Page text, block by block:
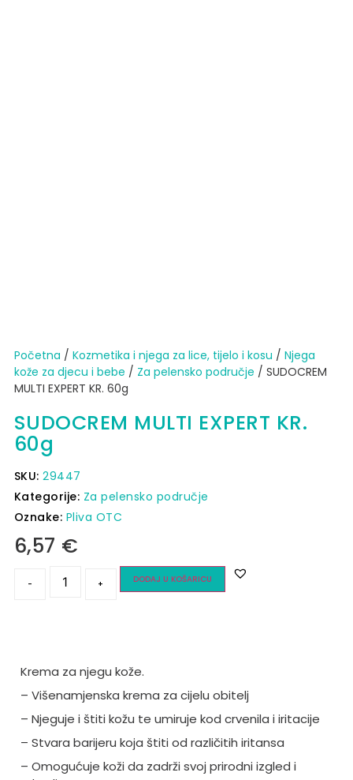
Početna / Kozmetika i njega za lice, tijelo i kosu / Njega
kože za djecu i bebe / Za pelensko područje / SUDOCREM
MULTI EXPERT KR. 60g
SUDOCREM MULTI EXPERT KR.
60g
SKU:29447
Kategorije: Za pelensko područje
Oznake: Pliva OTC
6,57 €
- + DODAJ U KOŠARICU
Krema za njegu kože.
– Višenamjenska krema za cijelu obitelj
– Njeguje i štiti kožu te umiruje kod crvenila i iritacije
– Stvara barijeru koja štiti od različitih iritansa
– Omogućuje koži da zadrži svoj prirodni izgled i